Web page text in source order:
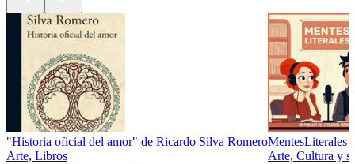
"Historia oficial del amor" de Ricardo Silva Romero
Arte, Libros
MentesLiterales
Arte, Cultura y